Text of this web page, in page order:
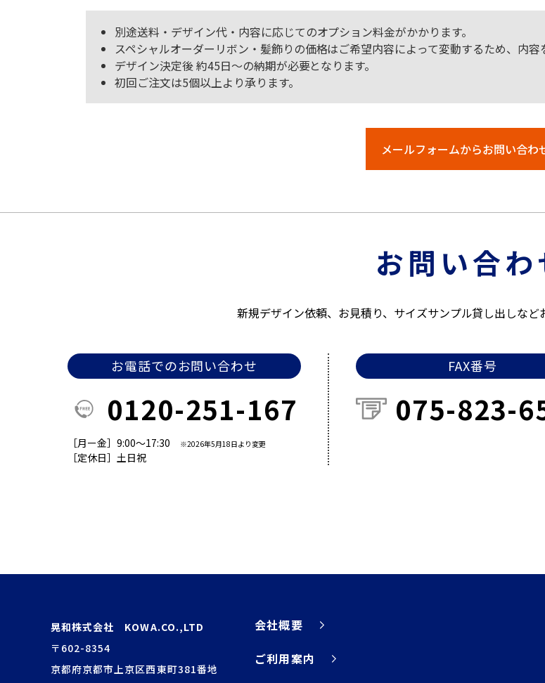
別途送料・デザイン代・内容に応じてのオプション料金がかかります。
スペシャルオーダーリボン・髪飾りの価格はご希望内容によって変動するため、内容
デザイン決定後 約45日～の納期が必要となります。
初回ご注文は5個以上より承ります。
メールフォームからお問い合わ
お問い合わ
新規デザイン依頼、お見積り、サイズサンプル貸し出しなど
お電話でのお問い合わせ
0120-251-167
［月ー金］9:00～17:30 ※2026年5月18日より変更
［定休日］土日祝
FAX番号
075-823-
晃和株式会社 KOWA.CO.,LTD
〒602-8354
京都府京都市上京区西東町381番地
会社概要
ご利用案内